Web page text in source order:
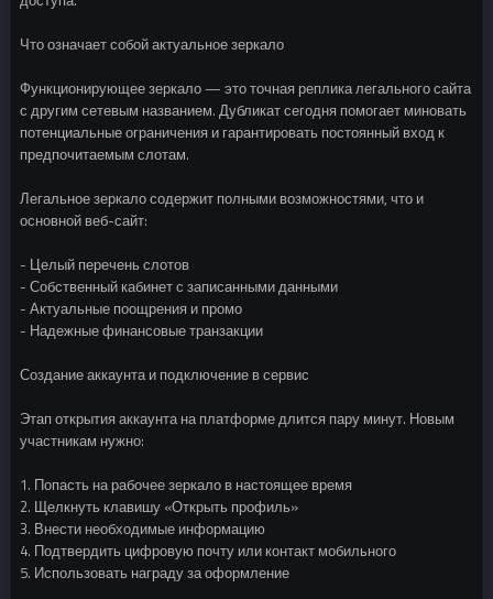
Что означает собой актуальное зеркало
Функционирующее зеркало — это точная реплика легального сайта
с другим сетевым названием. Дубликат сегодня помогает миновать
потенциальные ограничения и гарантировать постоянный вход к
предпочитаемым слотам.
Легальное зеркало содержит полными возможностями, что и
основной веб-сайт:
- Целый перечень слотов
- Собственный кабинет с записанными данными
- Актуальные поощрения и промо
- Надежные финансовые транзакции
Создание аккаунта и подключение в сервис
Этап открытия аккаунта на платформе длится пару минут. Новым
участникам нужно:
1. Попасть на рабочее зеркало в настоящее время
2. Щелкнуть клавишу «Открыть профиль»
3. Внести необходимые информацию
4. Подтвердить цифровую почту или контакт мобильного
5. Использовать награду за оформление